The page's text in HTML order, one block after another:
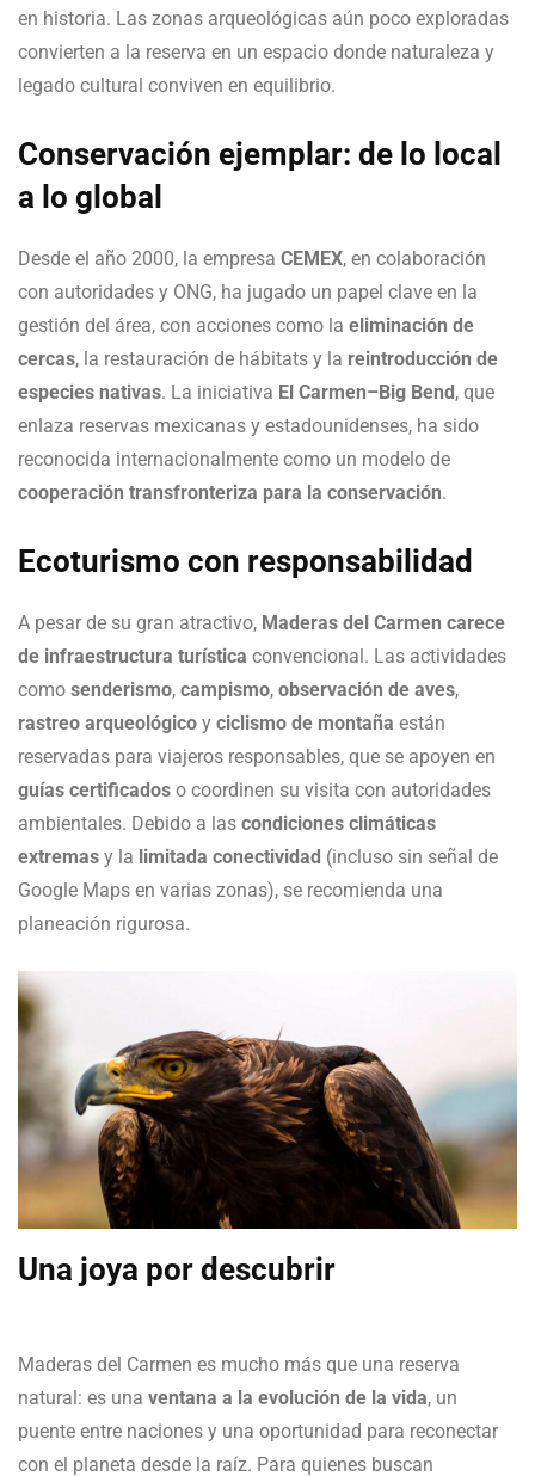
en historia. Las zonas arqueológicas aún poco exploradas
convierten a la reserva en un espacio donde naturaleza y
legado cultural conviven en equilibrio.
Conservación ejemplar: de lo local
a lo global
Desde el año 2000, la empresa CEMEX, en colaboración
con autoridades y ONG, ha jugado un papel clave en la
gestión del área, con acciones como la eliminación de
cercas, la restauración de hábitats y la reintroducción de
especies nativas. La iniciativa El Carmen–Big Bend, que
enlaza reservas mexicanas y estadounidenses, ha sido
reconocida internacionalmente como un modelo de
cooperación transfronteriza para la conservación.
Ecoturismo con responsabilidad
A pesar de su gran atractivo, Maderas del Carmen carece
de infraestructura turística convencional. Las actividades
como senderismo, campismo, observación de aves,
rastreo arqueológico y ciclismo de montaña están
reservadas para viajeros responsables, que se apoyen en
guías certificados o coordinen su visita con autoridades
ambientales. Debido a las condiciones climáticas
extremas y la limitada conectividad (incluso sin señal de
Google Maps en varias zonas), se recomienda una
planeación rigurosa.
Una joya por descubrir
Maderas del Carmen es mucho más que una reserva
natural: es una ventana a la evolución de la vida, un
puente entre naciones y una oportunidad para reconectar
con el planeta desde la raíz. Para quienes buscan